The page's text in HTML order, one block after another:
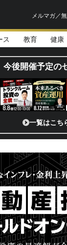
メルマガ／
ス 教育 健康
助金から実需へ
今後開催予定の
一覧はこち